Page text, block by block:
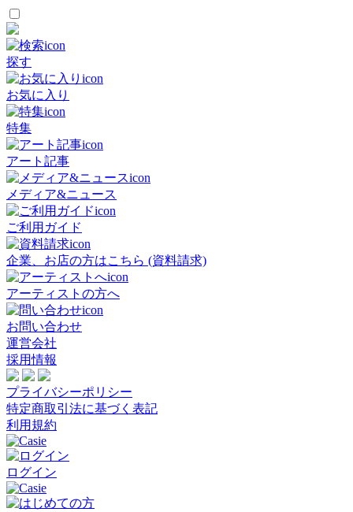
探す
お気に入り
特集
アート記事
メディア&ニュース
ご利用ガイド
企業、お店の方はこちら (資料請求)
アーティストの方へ
お問い合わせ
運営会社
採用情報
プライバシーポリシー
特定商取引法に基づく表記
利用規約
ログイン